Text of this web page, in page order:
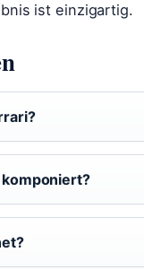
ist einzigartig.